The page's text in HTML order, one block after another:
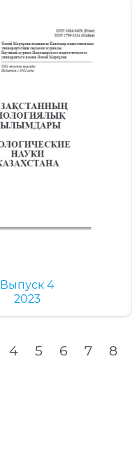
Выпуск 4
2023
4 5 6 7 8